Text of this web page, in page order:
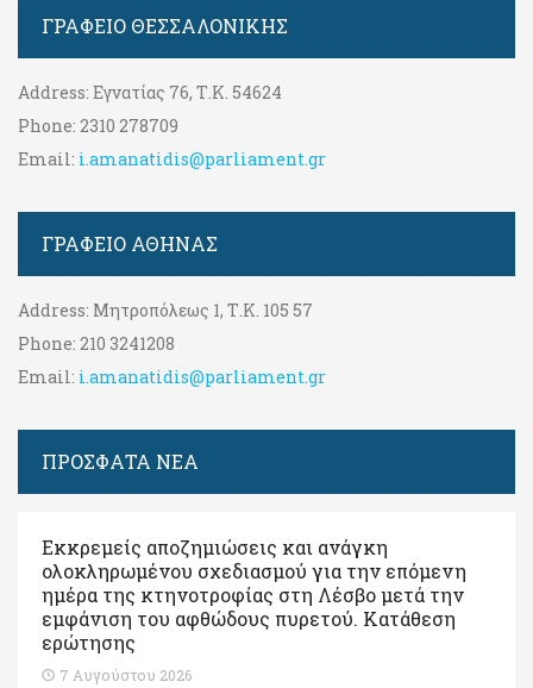
ΓΡΑΦΕΊΟ ΘΕΣΣΑΛΟΝΊΚΗΣ
Address: Εγνατίας 76, Τ.Κ. 54624
Phone: 2310 278709
Email: i.amanatidis@parliament.gr
ΓΡΑΦΕΊΟ ΑΘΉΝΑΣ
Address: Μητροπόλεως 1, Τ.Κ. 105 57
Phone: 210 3241208
Email: i.amanatidis@parliament.gr
ΠΡΟΣΦΑΤΑ ΝΕΑ
Εκκρεμείς αποζημιώσεις και ανάγκη
ολοκληρωμένου σχεδιασμού για την επόμενη
ημέρα της κτηνοτροφίας στη Λέσβο μετά την
εμφάνιση του αφθώδους πυρετού. Kατάθεση
ερώτησης
7 Αυγούστου 2026